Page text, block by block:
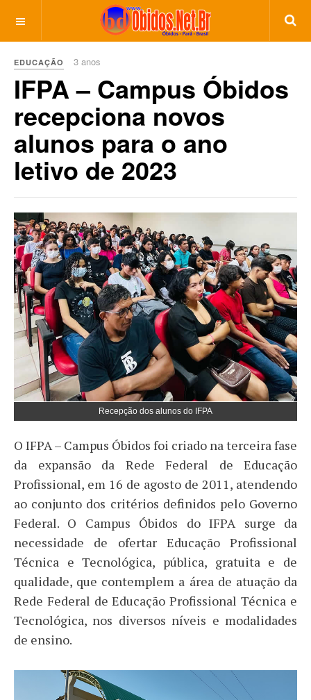
EDUCAÇÃO 3 anos
IFPA – Campus Óbidos
recepciona novos
alunos para o ano
letivo de 2023
Recepção dos alunos do IFPA
O IFPA – Campus Óbidos foi criado na terceira fase
da expansão da Rede Federal de Educação
Profissional, em 16 de agosto de 2011, atendendo
ao conjunto dos critérios definidos pelo Governo
Federal. O Campus Óbidos do IFPA surge da
necessidade de ofertar Educação Profissional
Técnica e Tecnológica, pública, gratuita e de
qualidade, que contemplem a área de atuação da
Rede Federal de Educação Profissional Técnica e
Tecnológica, nos diversos níveis e modalidades
de ensino.